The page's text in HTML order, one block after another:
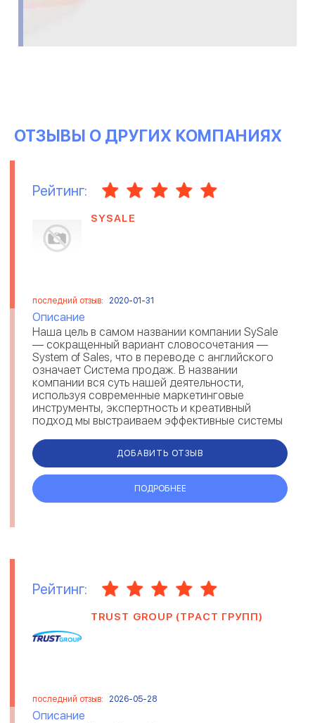
ОТЗЫВЫ О ДРУГИХ КОМПАНИЯХ
Рейтинг:
SYSALE
последний отзыв: 2020-01-31
Описание
Наша цель в самом названии компании SySale
— сокращенный вариант словосочетания —
System of Sales, что в переводе с английского
означает Система продаж. В названии
компании вся суть нашей деятельности,
используя современные маркетинговые
инструменты, экспертность и креативный
подход мы выстраиваем эффективные системы
ДОБАВИТЬ ОТЗЫВ
ПОДРОБНЕЕ
Рейтинг:
TRUST GROUP (ТРАСТ ГРУПП)
последний отзыв: 2026-05-28
Описание